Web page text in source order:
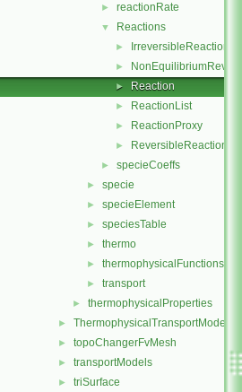
► reactionRate
▼ Reactions
► IrreversibleReaction
►
► Reaction
► ReactionList
► ReactionProxy
► ReversibleReaction
► specieCoeffs
► specie
► specieElement
► speciesTable
► thermo
► thermophysicalFunctions
► transport
► thermophysicalProperties
► ThermophysicalTransportModels
► topoChangerFvMesh
► transportModels
► triSurface